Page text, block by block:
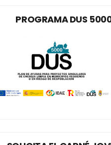
PROGRAMA DUS